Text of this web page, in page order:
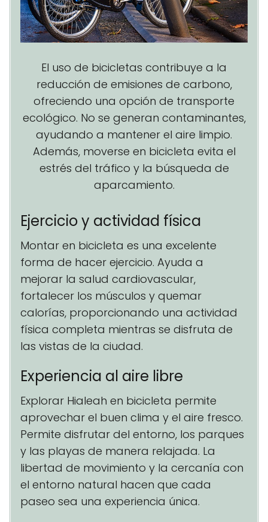
El uso de bicicletas contribuye a la
reducción de emisiones de carbono,
ofreciendo una opción de transporte
ecológico. No se generan contaminantes,
ayudando a mantener el aire limpio.
Además, moverse en bicicleta evita el
estrés del tráfico y la búsqueda de
aparcamiento.
Ejercicio y actividad física
Montar en bicicleta es una excelente
forma de hacer ejercicio. Ayuda a
mejorar la salud cardiovascular,
fortalecer los músculos y quemar
calorías, proporcionando una actividad
física completa mientras se disfruta de
las vistas de la ciudad.
Experiencia al aire libre
Explorar Hialeah en bicicleta permite
aprovechar el buen clima y el aire fresco.
Permite disfrutar del entorno, los parques
y las playas de manera relajada. La
libertad de movimiento y la cercanía con
el entorno natural hacen que cada
paseo sea una experiencia única.